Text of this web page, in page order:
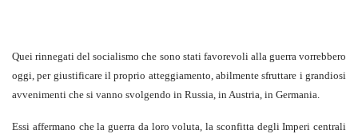
Quei rinnegati del socialismo che sono stati favorevoli alla guerra vor­rebbero
oggi, per giustificare il proprio atteggiamento, abilmente sfruttare i grandiosi
avvenimenti che si vanno svolgendo in Russia, in Austria, in Germania.
Essi affermano che la guerra da loro voluta, la sconfitta degli Imperi centrali